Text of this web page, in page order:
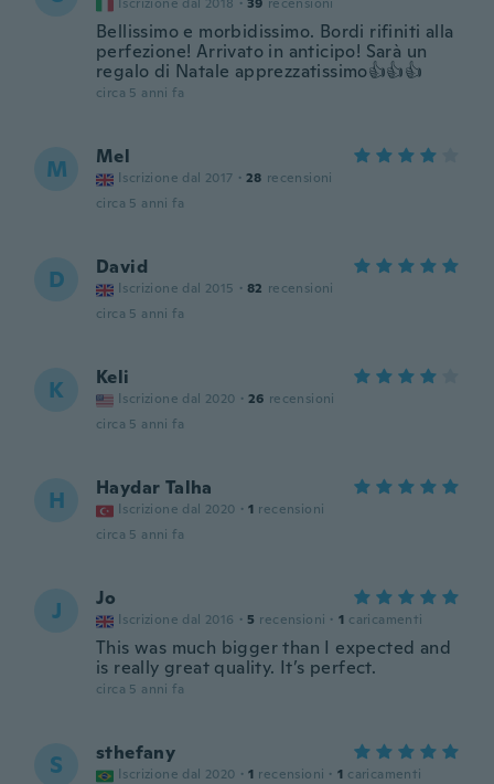
Bellissimo e morbidissimo. Bordi rifiniti alla
perfezione! Arrivato in anticipo! Sarà un
regalo di Natale apprezzatissimo👍👍👍
circa 5 anni fa
M Mel
Iscrizione dal 2017 · 28 recensioni
circa 5 anni fa
D David
Iscrizione dal 2015 · 82 recensioni
circa 5 anni fa
K Keli
Iscrizione dal 2020 · 26 recensioni
circa 5 anni fa
H Haydar Talha
Iscrizione dal 2020 · 1 recensioni
circa 5 anni fa
J Jo
Iscrizione dal 2016 · 5 recensioni · 1 caricamenti
This was much bigger than I expected and
is really great quality. It’s perfect.
circa 5 anni fa
S sthefany
Iscrizione dal 2020 · 1 recensioni · 1 caricamenti